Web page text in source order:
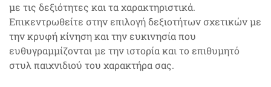
με τις δεξιότητες και τα χαρακτηριστικά.
Επικεντρωθείτε στην επιλογή δεξιοτήτων σχετικών με
την κρυφή κίνηση και την ευκινησία που
ευθυγραμμίζονται με την ιστορία και το επιθυμητό
στυλ παιχνιδιού του χαρακτήρα σας.